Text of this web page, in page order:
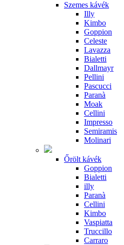
Szemes kávék
Illy
Kimbo
Goppion
Celeste
Lavazza
Bialetti
Dallmayr
Pellini
Pascucci
Paranà
Moak
Cellini
Impresso
Semiramis
Molinari
Őrölt kávék
Goppion
Bialetti
illy
Paranà
Cellini
Kimbo
Vaspiatta
Truccillo
Carraro